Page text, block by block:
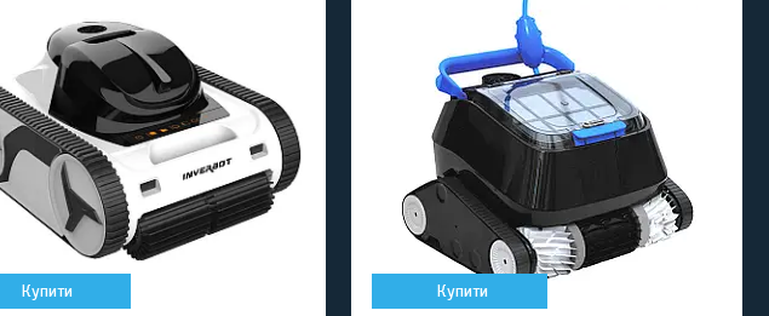
Купити Купити